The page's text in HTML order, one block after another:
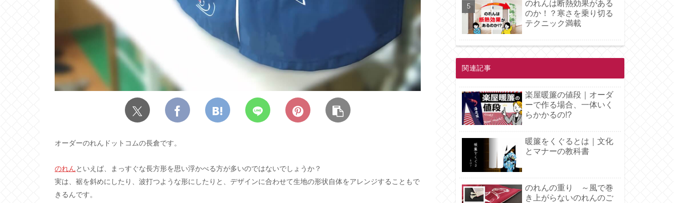
オーダーのれんドットコムの長倉です。
のれんといえば、まっすぐな長方形を思い浮かべる方が多いのではないでしょうか？
実は、裾を斜めにしたり、波打つような形にしたりと、デザインに合わせて生地の形状自体をアレンジすることもで
きるんです。
のれんは断熱効果がある
のか！？寒さを乗り切る
テクニック満載
関連記事
楽屋暖簾の値段｜オーダ
ーで作る場合、一体いく
らかかるの!?
暖簾をくぐるとは｜文化
とマナーの教科書
のれんの重り ～風で巻
き上がらないのれんのご